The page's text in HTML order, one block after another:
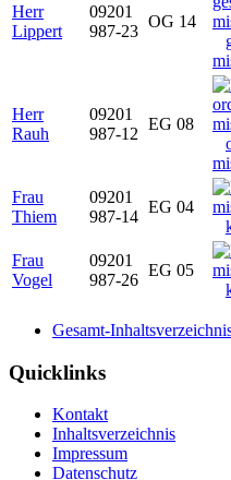
Herr
Lippert
09201
987-23
OG 14
Herr
Rauh
09201
987-12
EG 08
Frau
Thiem
09201
987-14
EG 04
Frau
Vogel
09201
987-26
EG 05
Gesamt-
Quicklinks
Kontakt
Inhaltsverzeichnis
Impressum
Datenschutz